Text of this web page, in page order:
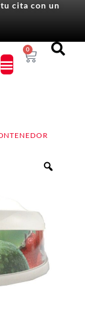
cita con un
0